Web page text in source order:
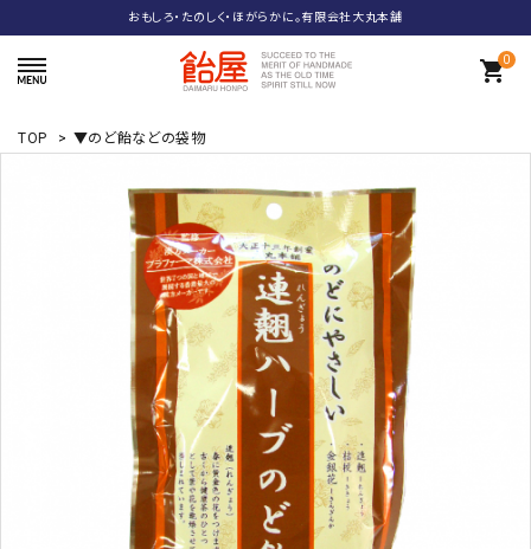
おもしろ・たのしく・ほがらかに。有限会社大丸本舗
0
shopping_cart
TOP > ▼のど飴などの袋物